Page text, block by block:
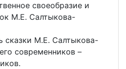
своеобразие и
М.Е. Салтыкова-
сказки М.Е. Салтыкова-
современников –